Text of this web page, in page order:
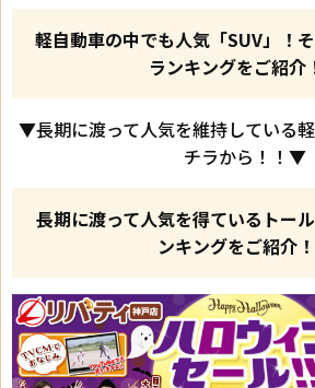
軽自動車の中でも人気「SUV」！
ランキングをご紹介
▼長期に渡って人気を維持している
チラから！！▼
長期に渡って人気を得ているトー
ンキングをご紹介！